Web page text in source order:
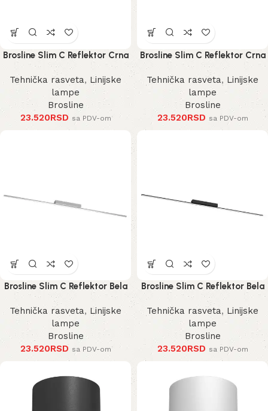
Brosline Slim C Reflektor Crna
3000K 1200 mm 40 mm 1291
mm
Tehnička rasveta, Linijske
lampe
Brosline
23.520RSD sa PDV-om
Brosline Slim C Reflektor Crna
3000K 1200 mm 40 mm 1289
mm
Tehnička rasveta, Linijske
lampe
Brosline
23.520RSD sa PDV-om
Brosline Slim C Reflektor Bela
4000K 1200 mm 40 mm 1292
mm
Tehnička rasveta,Linijske
lampe
Brosline
23.520RSD sa PDV-om
Brosline Slim C Reflektor Bela
4000K 1200 mm 40 mm 1290
mm
Tehnička rasveta, Linijske
lampe
Brosline
23.520RSD sa PDV-om